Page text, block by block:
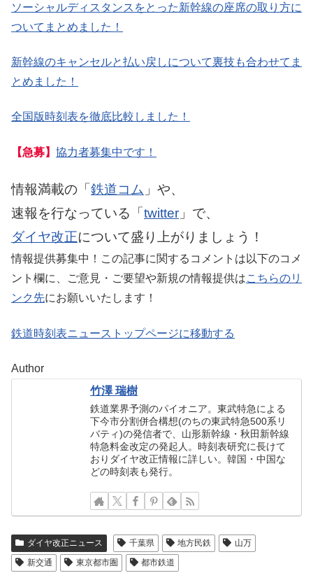
ソーシャルディスタンスをとった新幹線の座席の取り方に
ついてまとめました！
新幹線のキャンセルと払い戻しについて裏技も合わせてま
とめました！
全国版時刻表を徹底比較しました！
【急募】 協力者募集中です！
情報満載の「 鉄道コム 」や、
速報を行なっている「 twitter 」で、
ダイヤ改正について盛り上がりましょう！
情報提供募集中！この記事に関するコメントは以下のコメ
ント欄に、ご意見・ご要望や新規の情報提供はこちらのリ
ンク先にお願いいたします！
鉄道時刻表ニューストップページに移動する
Author
竹澤 瑞樹
鉄道業界予測のパイオニア。東武特急による
下今市分割併合構想(のちの東武特急500系リ
バティ)の発信者で、山形新幹線・秋田新幹線
特急料金改定の発起人。時刻表研究に長けて
おりダイヤ改正情報に詳しい。韓国・中国な
どの時刻表も発行。
ダイヤ改正ニュース 千葉県 地方民鉄
山万
新交通
東京都市圏 都市鉄道